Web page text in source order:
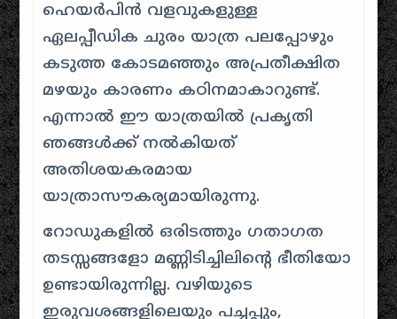
ഹെയർപിൻ വളവുകളുള്ള
ഏലപ്പീഡിക ചുരം യാത്ര പലപ്പോഴും
കടുത്ത കോടമഞ്ഞും അപ്രതീക്ഷിത
മഴയും കാരണം കഠിനമാകാറുണ്ട്.
എന്നാൽ ഈ യാത്രയിൽ പ്രകൃതി
ഞങ്ങൾക്ക് നൽകിയത്
അതിശയകരമായ
യാത്രാസൗകര്യമായിരുന്നു.
റോഡുകളിൽ ഒരിടത്തും ഗതാഗത
തടസ്സങ്ങളോ മണ്ണിടിച്ചിലിന്റെ ഭീതിയോ
ഉണ്ടായിരുന്നില്ല. വഴിയുടെ
ഇരുവശങ്ങളിലെയും പച്ചപ്പും,